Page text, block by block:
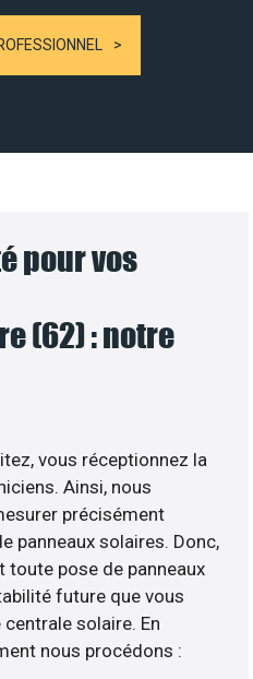
pour vos
(62) : notre
vous réceptionnez la
Ainsi, nous
précisément
panneaux solaires. Donc,
toute pose de panneaux
future que vous
solaire. En
nous procédons :